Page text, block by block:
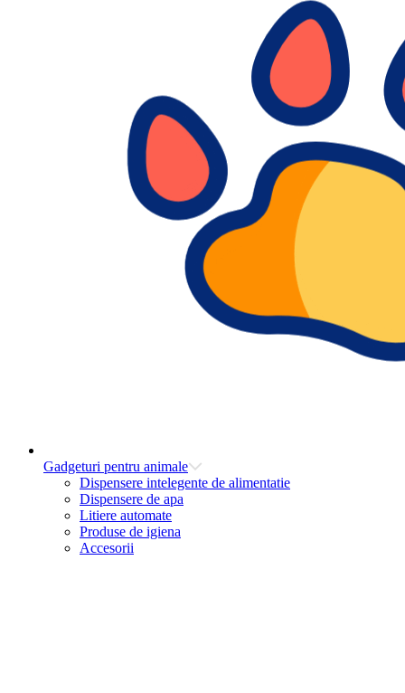
Gadgeturi pentru animale
Dispensere intelegente de alimentatie
Dispensere de apa
Litiere automate
Produse de igiena
Accesorii